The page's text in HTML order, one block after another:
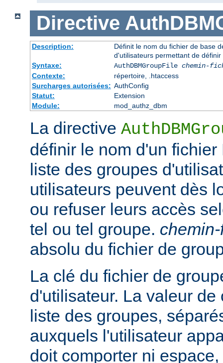
Directive
Description:
Définit le nom du fichier de base
d'utilisateurs permettant de
Syntaxe:
AuthDBMGroupFile chemin-
Contexte:
répertoire, .htaccess
Surcharges autorisées: AuthConfig
Statut:
Extension
Module:
mod_authz_dbm
La directive
définir le nom d'un
liste des groupes
utilisateurs peuvent dès
ou refuser leurs accès
tel ou tel groupe.
absolu du fichier de
La clé du fichier de
d'utilisateur. La valeur
liste des groupes,
auxquels l'utilisateur
doit comporter ni